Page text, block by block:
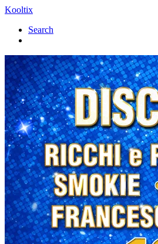
Kooltix
Search